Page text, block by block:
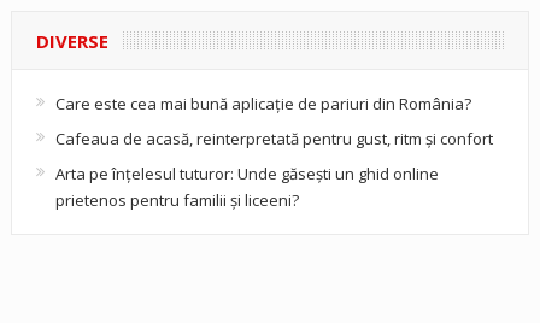
DIVERSE
Care este cea mai bună aplicație de pariuri din România?
Cafeaua de acasă, reinterpretată pentru gust, ritm și confort
Arta pe înțelesul tuturor: Unde găsești un ghid online
prietenos pentru familii și liceeni?